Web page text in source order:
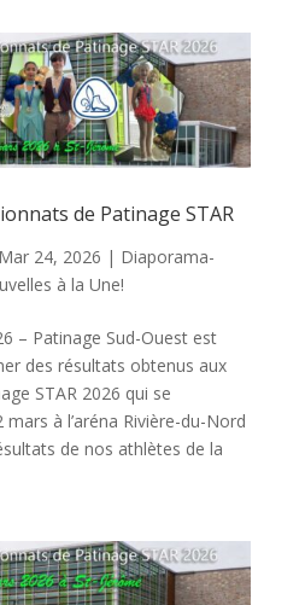
de Patinage STAR
Mar 24, 2026 | Diaporama-
à la Une!
– Patinage Sud-Ouest est
des résultats obtenus aux
STAR 2026 qui se
à l’aréna Rivière-du-Nord
de nos athlètes de la